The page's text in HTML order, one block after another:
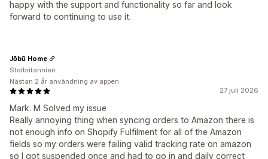
happy with the support and functionality so far and look
forward to continuing to use it.
27 juli 2026
Mark. M Solved my issue
Really annoying thing when syncing orders to Amazon there is
not enough info on Shopify Fulfilment for all of the Amazon
fields so my orders were failing valid tracking rate on amazon
so I got suspended once and had to go in and daily correct
Jōbū Home
Storbritannien
Nästan 2 år användning av appen